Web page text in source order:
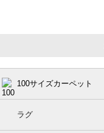
100サイズカーペット
ラグ